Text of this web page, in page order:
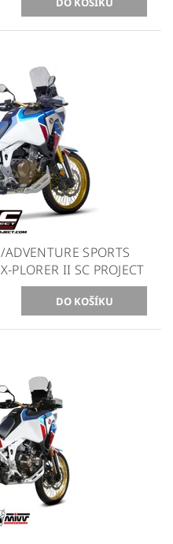
SPORTS
PLORER II SC PROJECT